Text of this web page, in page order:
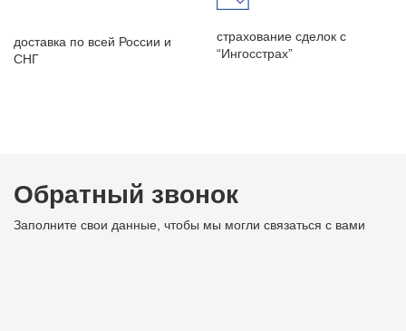
доставка по всей России и
СНГ
страхование сделок с
“Ингосстрах”
Обратный звонок
Заполните свои данные, чтобы мы могли связаться с вами